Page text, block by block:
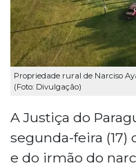
Propriedade rural de Narciso
(Foto: Divulgação)
A Justiça do
segunda-feira (17)
e do irmão do